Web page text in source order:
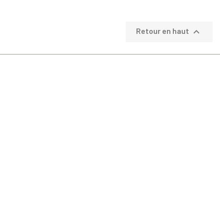
Retour en haut 